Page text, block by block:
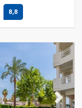
8,8
Next